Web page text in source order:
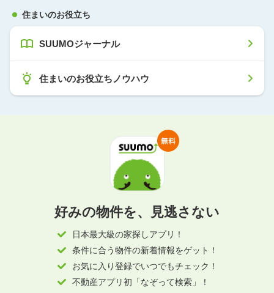
住まいのお役立ち
SUUMOジャーナル
住まいのお役立ちノウハウ
好みの物件を、見逃さない
日本最大級の家探しアプリ！
条件に合う物件の新着情報をゲット！
お気に入り登録でいつでもチェック！
不動産アプリ初「なぞって検索」！